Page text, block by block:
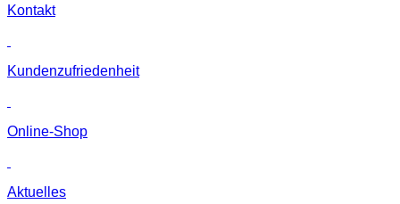
Kontakt
Kunden­zufriedenheit
Online-Shop
Aktuelles